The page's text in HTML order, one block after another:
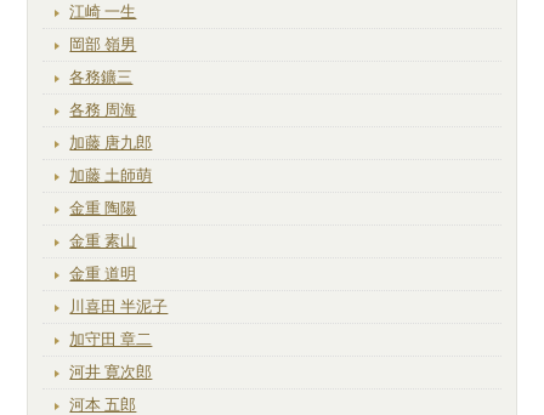
江崎 一生
岡部 嶺男
各務鑛三
各務 周海
加藤 唐九郎
加藤 土師萌
金重 陶陽
金重 素山
金重 道明
川喜田 半泥子
加守田 章二
河井 寛次郎
河本 五郎